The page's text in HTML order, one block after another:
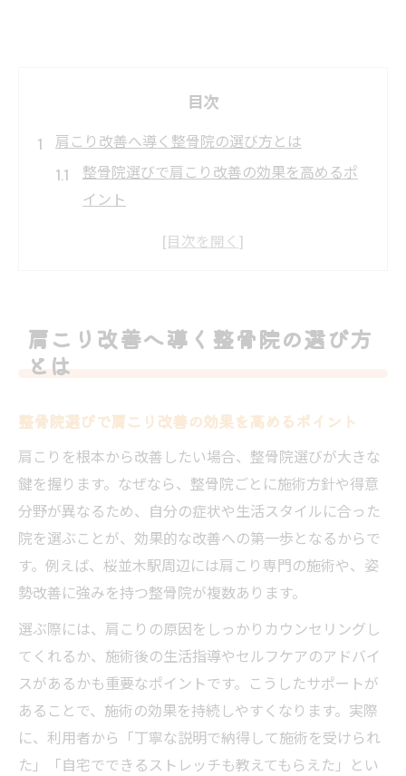
目次
肩こり改善へ導く整骨院の選び方とは
整骨院選びで肩こり改善の効果を高めるポ
イント
肩こりに強い整骨院を見分けるチェックポ
ム
慢性的な肩こりに整骨院が効果的な根拠を
解説
肩こりの根本原因に整骨院が対応できる仕
マッサージと異なる整骨院の肩こり施術法
の強み
桜並木駅周辺で整骨院施術を体験するポイント
整骨院での肩こり体験前に知るべき基礎知
識
肩こり改善へ導く整骨院の選び方
とは
整骨院選びで肩こり改善の効果を高めるポイント
肩こりを根本から改善したい場合、整骨院選びが大きな
鍵を握ります。なぜなら、整骨院ごとに施術方針や得意
分野が異なるため、自分の症状や生活スタイルに合った
院を選ぶことが、効果的な改善への第一歩となるからで
す。例えば、桜並木駅周辺には肩こり専門の施術や、姿
勢改善に強みを持つ整骨院が複数あります。
選ぶ際には、肩こりの原因をしっかりカウンセリングし
てくれるか、施術後の生活指導やセルフケアのアドバイ
スがあるかも重要なポイントです。こうしたサポートが
あることで、施術の効果を持続しやすくなります。実際
に、利用者から「丁寧な説明で納得して施術を受けられ
た」「自宅でできるストレッチも教えてもらえた」とい